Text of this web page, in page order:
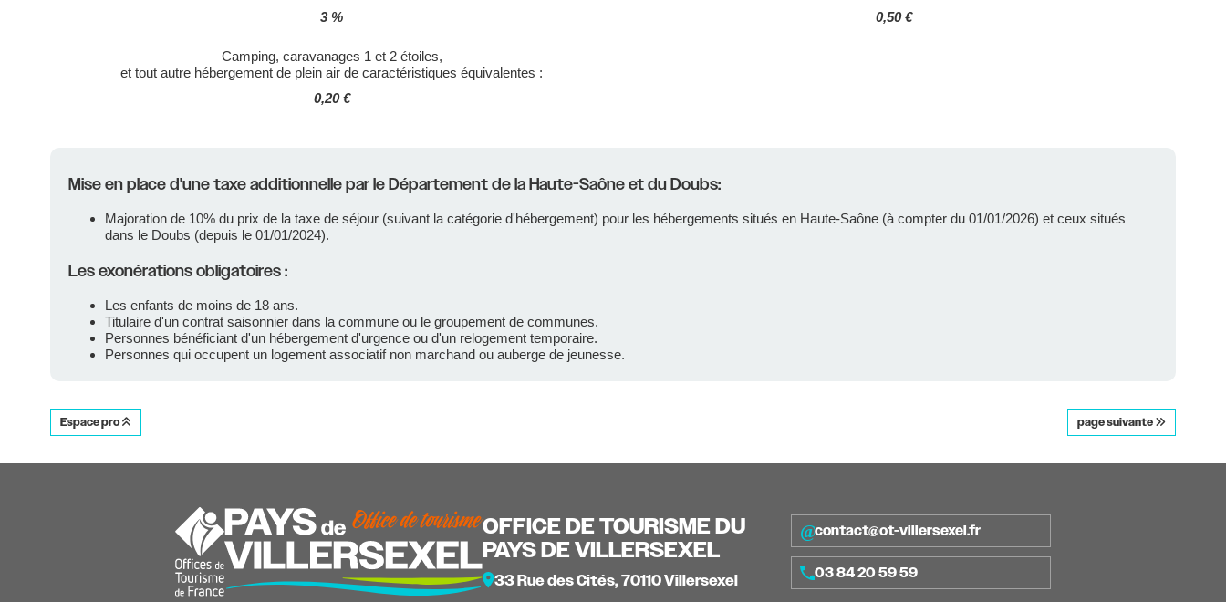
3 %
0,50 €
Camping, caravanages 1 et 2 étoiles,
et tout autre hébergement de plein air de caractéristiques équivalentes :
0,20 €
Mise en place d'une taxe additionnelle par le Département de la Haute-Saône et du Doubs:
Majoration de 10% du prix de la taxe de séjour (suivant la catégorie d'hébergement) pour les hébergements situés en Haute-Saône (à compter du 01/01/2026) et ceux situés
dans le Doubs (depuis le 01/01/2024).
Les exonérations obligatoires :
Les enfants de moins de 18 ans.
Titulaire d'un contrat saisonnier dans la commune ou le groupement de communes.
Personnes bénéficiant d'un hébergement d'urgence ou d'un relogement temporaire.
Personnes qui occupent un logement associatif non marchand ou auberge de jeunesse.
Espace pro page suivante
OFFICE DE TOURISME DU
PAYS DE VILLERSEXEL
33 Rue des Cités, 70110 Villersexel
contact@ot-villersexel.fr
03 84 20 59 59